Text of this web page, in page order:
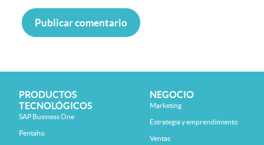
PRODUCTOS
TECNOLÓGICOS
SAP Business One
Pentaho
NEGOCIO
Marketing
Estrategia y emprendimiento
Ventas